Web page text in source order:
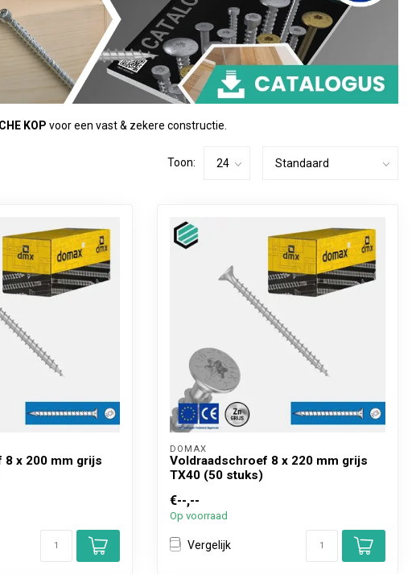
KOP voor een vast & zekere constructie.
Toon:
x 200 mm grijs
DOMAX
Voldraadschroef 8 x 220 mm grijs
TX40 (50 stuks)
€--,--
Op voorraad
Vergelijk